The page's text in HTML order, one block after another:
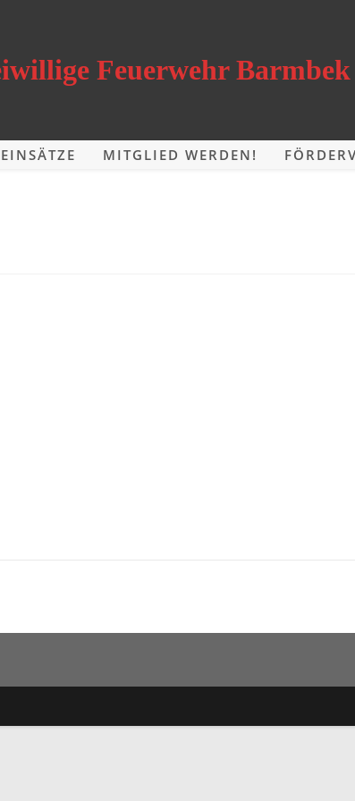
Feuerwehr Barmbek
EINSÄTZE MITGLIED WERDEN!